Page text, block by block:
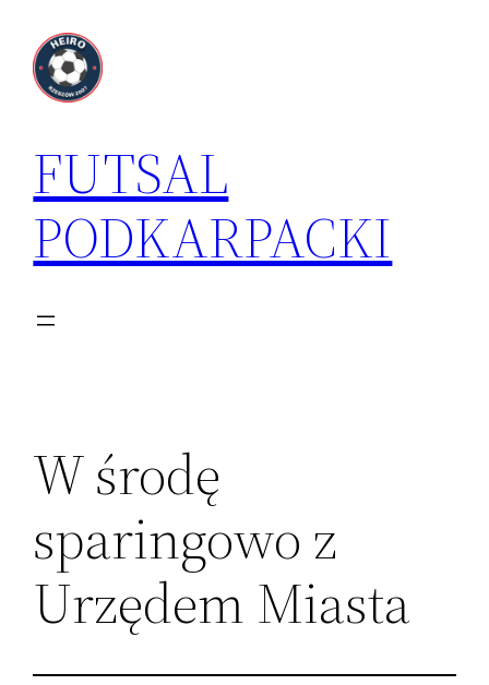
treści
FUTSAL
PODKARPACKI
W środę
sparingowo z
Urzędem Miasta